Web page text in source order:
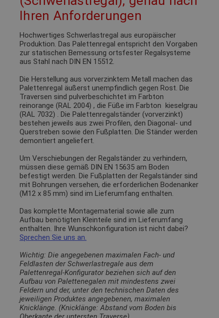
Ihren Anforderungen
Hochwertiges Schwerlastregal aus europäischer
Produktion. Das Palettenregal entspricht den Vorgaben
zur statischen Bemessung ortsfester Regalsysteme
aus Stahl nach DIN EN 15512.
Die Herstellung aus vorverzinktem Metall machen das
Palettenregal äußerst unempfindlich gegen Rost. Die
Traversen sind pulverbeschichtet im Farbton
reinorange (RAL 2004) , die Füße im Farbton
kieselgrau
(RAL 7032) . Die Palettenregalständer (vorverzinkt)
bestehen jeweils aus zwei Profilen, den Diagonal- und
Querstreben sowie den Fußplatten. Die Ständer werden
demontiert angeliefert.
Um Verschiebungen der Regalständer zu verhindern,
müssen diese gemäß DIN EN 15635 am Boden
befestigt werden. Die Fußplatten der Regalständer sind
mit Bohrungen versehen, die erforderlichen Bodenanker
(M12 x 85 mm) sind im Lieferumfang enthalten.
Das komplette Montagematerial sowie alle zum
Aufbau benötigten Kleinteile sind im Lieferumfang
enthalten. Ihre Wunschkonfiguration ist nicht dabei?
Sprechen Sie uns an.
Wichtig: Die angegebenen maximalen Fach- und
Feldlasten der Schwerlastregale aus dem
Palettenregal-Konfigurator beziehen sich auf den
Aufbau von Palettenegalen mit mindestens zwei
Feldern und der, unter den technischen Daten des
jeweiligen Produktes angegebenen, maximalen
Knicklänge. (Knicklänge: Abstand vom Boden bis